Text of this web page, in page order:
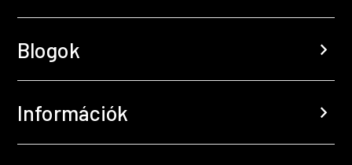
Blogok chevron_right
Információk chevron_right